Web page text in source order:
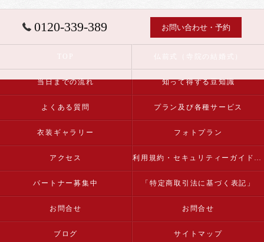
0120-339-389 お問い合わせ・予約
当日までの流れ 知って得する豆知識
よくある質問 プラン及び各種サービス
衣装ギャラリー フォトプラン
アクセス 利用規約・セキュリティーガイドライン
パートナー募集中 「特定商取引法に基づく表記」
お問合せ お問合せ
ブログ サイトマップ